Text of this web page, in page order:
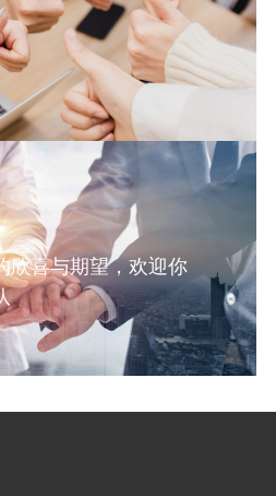
欣喜与期望，欢迎你